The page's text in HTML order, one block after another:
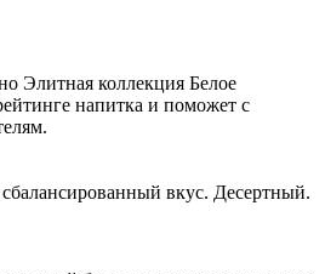
Элитная коллекция Белое
напитка и поможет с
вкус. Десертный.